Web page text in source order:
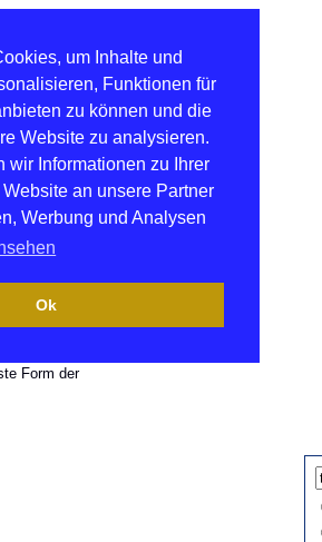
um Inhalte und
Funktionen für
zu können und die
Website zu analysieren.
wir Informationen zu Ihrer
an unsere Partner
Werbung und Analysen
Ok
Form der